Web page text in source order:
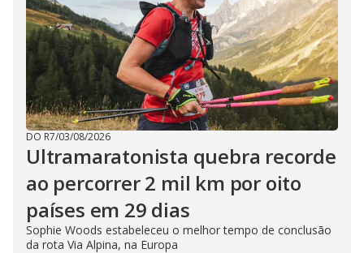
DO R7/03/08/2026
Ultramaratonista quebra recorde
ao percorrer 2 mil km por oito
países em 29 dias
Sophie Woods estabeleceu o melhor tempo de conclusão
da rota Via Alpina, na Europa